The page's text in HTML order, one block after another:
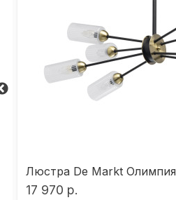
Люстра De Markt Олимпия
17 970 р.